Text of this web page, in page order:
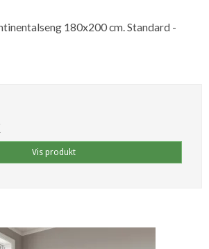
180x200 cm. Standard -
Vis produkt